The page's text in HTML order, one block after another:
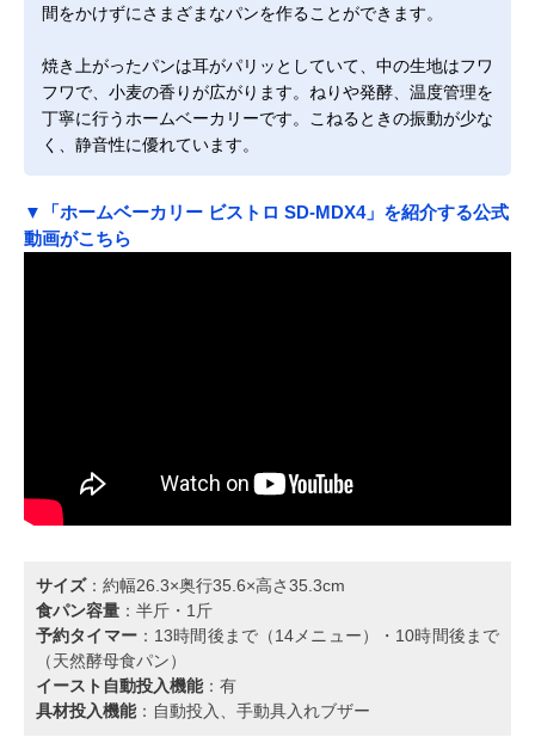
間をかけずにさまざまなパンを作ることができます。
焼き上がったパンは耳がパリッとしていて、中の生地はフワ
フワで、小麦の香りが広がります。ねりや発酵、温度管理を
丁寧に行うホームベーカリーです。こねるときの振動が少な
く、静音性に優れています。
▼「ホームベーカリー ビストロ SD-MDX4」を紹介する公式
動画がこちら
サイズ：約幅26.3×奥行35.6×高さ35.3cm
食パン容量 ：半斤・1斤
予約タイマー：13時間後まで（14メニュー）・10時間後まで
（天然酵母食パン）
イースト自動投入機能：有
具材投入機能：自動投入、手動具入れブザー